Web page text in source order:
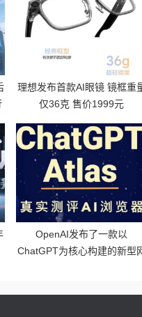
理想发布首款AI眼镜 镜框重
仅36克 售价1999元
OpenAI发布了一款以
ChatGPT为核心构建的新型